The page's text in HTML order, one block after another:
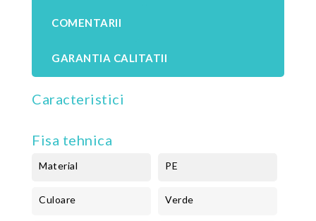
COMENTARII
GARANTIA CALITATII
Caracteristici
Fisa tehnica
Material PE
Culoare Verde